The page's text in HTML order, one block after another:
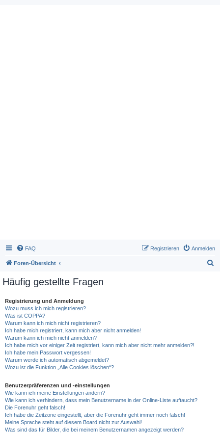
FAQ Anmelden
Registrieren
Foren-Übersicht
Häufig gestellte Fragen
Registrierung und Anmeldung
Wozu muss ich mich registrieren?
Was ist COPPA?
Warum kann ich mich nicht registrieren?
Ich habe mich registriert, kann mich aber nicht anmelden!
Warum kann ich mich nicht anmelden?
Ich habe mich vor einiger Zeit registriert, kann mich aber nicht mehr anmelden?!
Ich habe mein Passwort vergessen!
Warum werde ich automatisch abgemeldet?
Wozu ist die Funktion „Alle Cookies löschen“?
Benutzerpräferenzen und -einstellungen
Wie kann ich meine Einstellungen ändern?
Wie kann ich verhindern, dass mein Benutzername in der Online-Liste auftaucht?
Die Forenuhr geht falsch!
Ich habe die Zeitzone eingestellt, aber die Forenuhr geht immer noch falsch!
Meine Sprache steht auf diesem Board nicht zur Auswahl!
Was sind das für Bilder, die bei meinem Benutzernamen angezeigt werden?